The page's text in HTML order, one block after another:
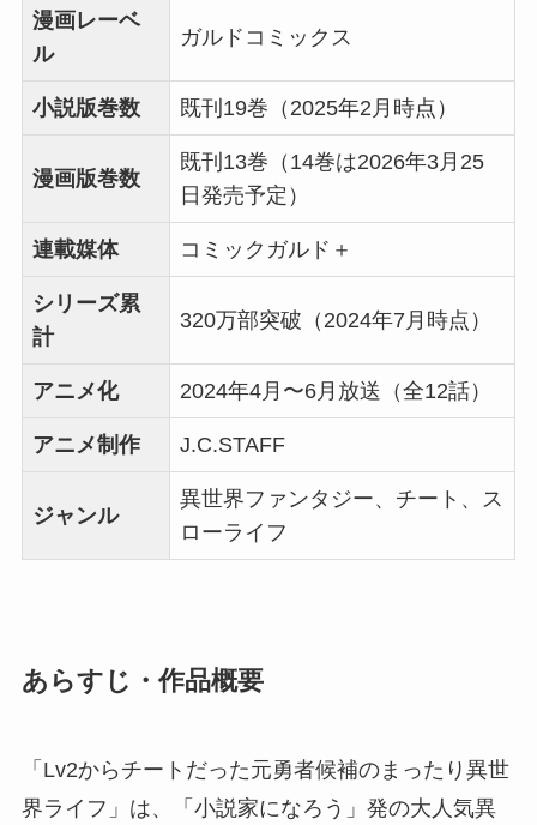
漫画レーベ
ル
ガルドコミックス
小説版巻数 既刊19巻（2025年2月時点）
漫画版巻数
既刊13巻（14巻は2026年3月25
日発売予定）
連載媒体 コミックガルド＋
シリーズ累
計
320万部突破（2024年7月時点）
アニメ化 2024年4月〜6月放送（全12話）
アニメ制作 J.C.STAFF
ジャンル
異世界ファンタジー、チート、ス
ローライフ
あらすじ・作品概要
「Lv2からチートだった元勇者候補のまったり異世
界ライフ」は、「小説家になろう」発の大人気異